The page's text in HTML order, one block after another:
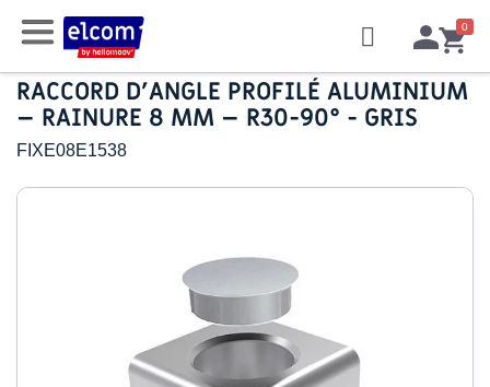
RACCORD D’ANGLE PROFILÉ ALUMINIUM
– RAINURE 8 MM – R30-90° - GRIS
FIXE08E1538